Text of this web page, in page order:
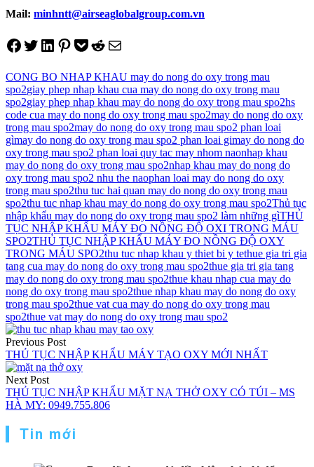
Mail: minhntt@airseaglobalgroup.com.vn
Share on Facebook
Tweet on Twitter
Share on LinkedIn
Pin on Pinterest
Save to pocket
Share on Reddit
Share via Email
CONG BO NHAP KHAU may do nong do oxy trong mau
spo2giay phep nhap khau cua may do nong do oxy trong mau
spo2giay phep nhap khau may do nong do oxy trong mau spo2hs
code cua may do nong do oxy trong mau spo2may do nong do oxy
trong mau spo2may do nong do oxy trong mau spo2 phan loai
gìmay do nong do oxy trong mau spo2 phan loai gimay do nong do
oxy trong mau spo2 phan loai quy tac may nhom naonhap khau
may do nong do oxy trong mau spo2nhap khau may do nong do
oxy trong mau spo2 nhu the naophan loai may do nong do oxy
trong mau spo2thu tuc hai quan may do nong do oxy trong mau
spo2thu tuc nhap khau may do nong do oxy trong mau spo2Thủ tục
nhập khẩu may do nong do oxy trong mau spo2 làm những gìTHỦ
TỤC NHẬP KHẨU MÁY ĐO NỒNG ĐỘ OXI TRONG MÁU
SPO2THỦ TỤC NHẬP KHẨU MÁY ĐO NỒNG ĐỘ OXY
TRONG MÁU SPO2thu tuc nhap khau y thiet bi y tethue gia tri gia
tang cua may do nong do oxy trong mau spo2thue gia tri gia tang
may do nong do oxy trong mau spo2thue khau nhap cua may do
nong do oxy trong mau spo2thue nhap khau may do nong do oxy
trong mau spo2thue vat cua may do nong do oxy trong mau
spo2thue vat may do nong do oxy trong mau spo2
Điều
hướng
bài
viết
Previous Post
THỦ TỤC NHẬP KHẨU MÁY TẠO OXY MỚI NHẤT
Next Post
THỦ TỤC NHẬP KHẨU MẶT NẠ THỞ OXY CÓ TÚI – MS
HÀ MY: 0949.755.806
Tin mới